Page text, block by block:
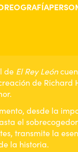
de El Rey León
de Richard
desde la
el
transmite la
la historia.